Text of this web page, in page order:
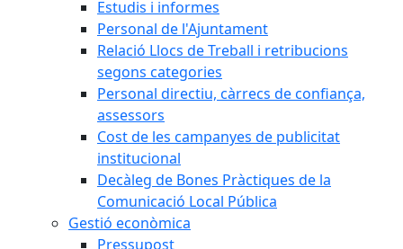
Estudis i informes
Personal de l'Ajuntament
Relació Llocs de Treball i retribucions
segons categories
Personal directiu, càrrecs de confiança,
assessors
Cost de les campanyes de publicitat
institucional
Decàleg de Bones Pràctiques de la
Comunicació Local Pública
Gestió econòmica
Pressupost